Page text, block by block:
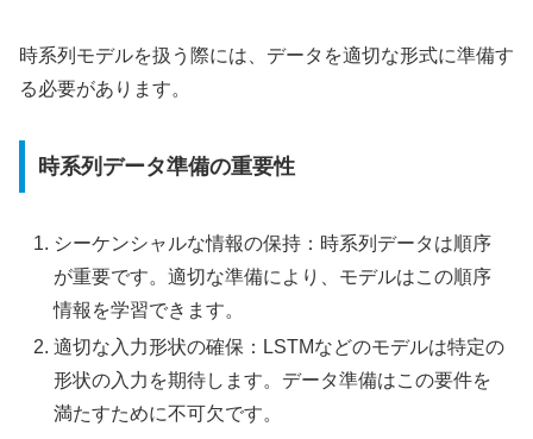
時系列モデルを扱う際には、データを適切な形式に準備す
る必要があります。
時系列データ準備の重要性
シーケンシャルな情報の保持：時系列データは順序
が重要です。適切な準備により、モデルはこの順序
情報を学習できます。
適切な入力形状の確保：LSTMなどのモデルは特定の
形状の入力を期待します。データ準備はこの要件を
満たすために不可欠です。